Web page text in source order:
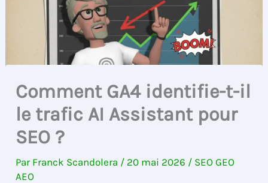
Comment GA4 identifie-t-il
le trafic AI Assistant pour
SEO ?
Par Franck Scandolera / 20 mai 2026 / SEO GEO
AEO